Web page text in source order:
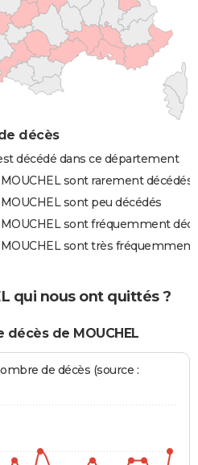
décès
décédé dans ce département
sont rarement décédés
sont peu décédés
sont fréquemment
sont très fréquemment
qui nous ont quittés ?
de MOUCHEL
de décès (source :